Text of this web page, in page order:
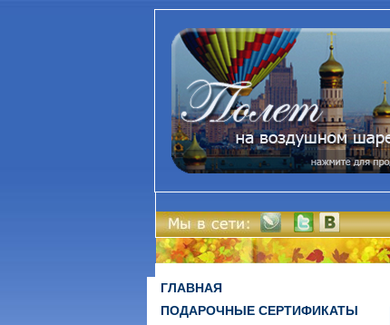
ГЛАВНАЯ
ПОДАРОЧНЫЕ СЕРТИФИКАТЫ